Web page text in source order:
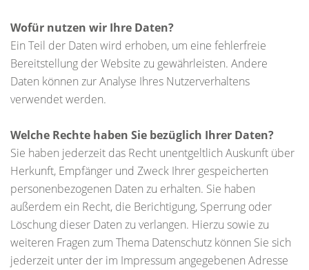
Wofür nutzen wir Ihre Daten?
Ein Teil der Daten wird erhoben, um eine fehlerfreie
Bereitstellung der Website zu gewährleisten. Andere
Daten können zur Analyse Ihres Nutzerverhaltens
verwendet werden.
Welche Rechte haben Sie bezüglich Ihrer Daten?
Sie haben jederzeit das Recht unentgeltlich Auskunft über
Herkunft, Empfänger und Zweck Ihrer gespeicherten
personenbezogenen Daten zu erhalten. Sie haben
außerdem ein Recht, die Berichtigung, Sperrung oder
Löschung dieser Daten zu verlangen. Hierzu sowie zu
weiteren Fragen zum Thema Datenschutz können Sie sich
jederzeit unter der im Impressum angegebenen Adresse